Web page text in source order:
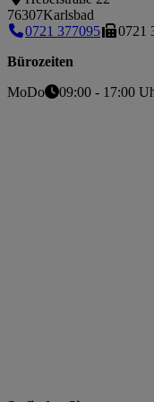
76307Karlsbad
0721 377095
0721
Bürozeiten
MoDo 09:00 - 17:00